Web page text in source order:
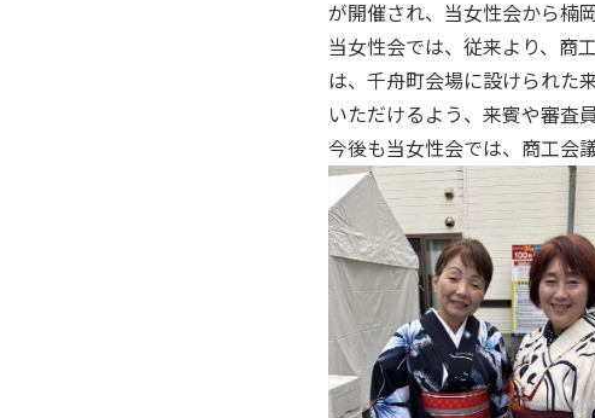
が開催され、当女性会から楠
当女性会では、従来より、商
は、千舟町会場に設けられた
いただけるよう、来賓や審査
今後も当女性会では、商工会